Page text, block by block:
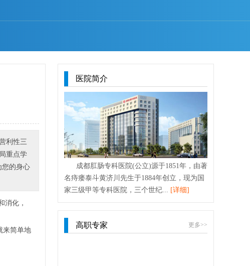
利性三
重点学
您的身心
消化，
来简单地
医院简介
成都肛肠专科医院(公立)源于1851年，由著
名痔瘘泰斗黄济川先生于1884年创立，现为国
家三级甲等专科医院，三个世纪...
[详细]
高职专家 更多>>